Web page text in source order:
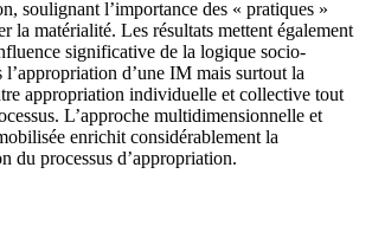
soulignant l’importance des « pratiques »
la matérialité. Les résultats mettent également
significative de la logique socio-
l’appropriation d’une IM mais surtout la
appropriation individuelle et collective tout
L’approche multidimensionnelle et
enrichit considérablement la
du processus d’appropriation.